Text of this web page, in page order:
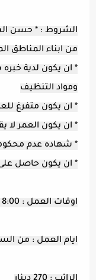
الشروط : * حسن
من ابناء المناطق
* ان يكون لدية
ومواد التنظيف
* ان يكون متفرغ
* ان يكون العمر لا يقل عن 20 سنه ولا
* شهاده عدم
* ان يكون حاصل
اوقات العمل : 8:00 صباحا –5:00 مساءا
ايام العمل : من